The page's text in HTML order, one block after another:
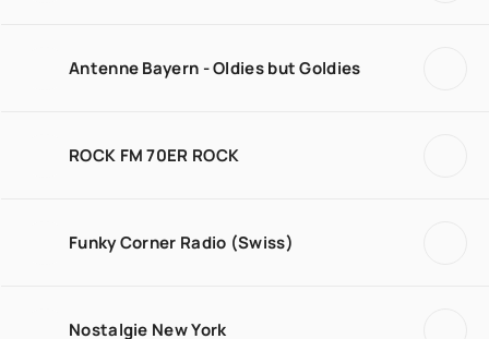
Antenne Bayern - Oldies but Goldies
ROCK FM 70ER ROCK
Funky Corner Radio (Swiss)
Nostalgie New York